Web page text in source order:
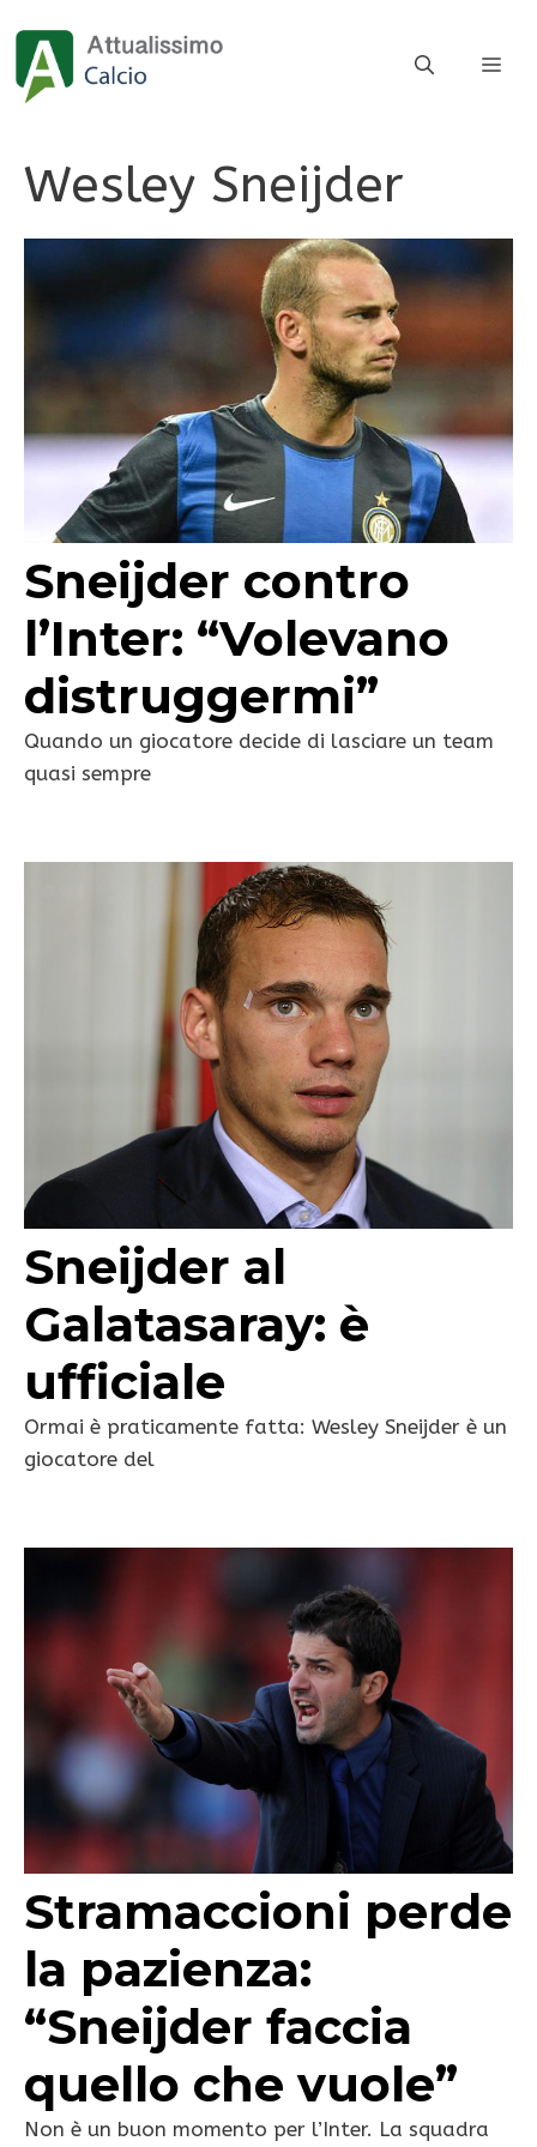
contenuto
Wesley Sneijder
Sneijder contro
l’Inter: “Volevano
distruggermi”
Quando un giocatore decide di lasciare un team
quasi sempre
Sneijder al
Galatasaray: è
ufficiale
Ormai è praticamente fatta: Wesley Sneijder è un
giocatore del
Stramaccioni perde
la pazienza:
“Sneijder faccia
quello che vuole”
Non è un buon momento per l’Inter. La squadra